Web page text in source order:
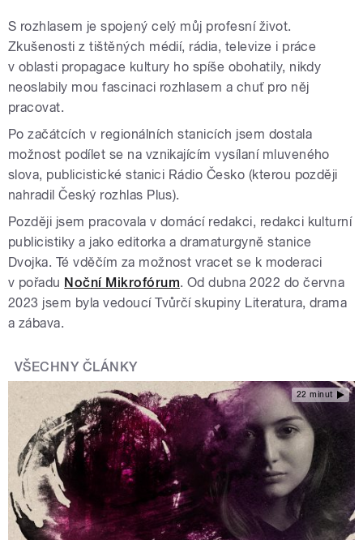
S rozhlasem je spojený celý můj profesní život.
Zkušenosti z tištěných médií, rádia, televize i práce
v oblasti propagace kultury ho spíše obohatily, nikdy
neoslabily mou fascinaci rozhlasem a chuť pro něj
pracovat.
Po začátcích v regionálních stanicích jsem dostala
možnost podílet se na vznikajícím vysílaní mluveného
slova, publicistické stanici Rádio Česko (kterou později
nahradil Český rozhlas Plus).
Později jsem pracovala v domácí redakci, redakci kulturní
publicistiky a jako editorka a dramaturgyně stanice
Dvojka. Té vděčím za možnost vracet se k moderaci
v pořadu Noční Mikrofórum. Od dubna 2022 do června
2023 jsem byla vedoucí Tvůrčí skupiny Literatura, drama
a zábava.
VŠECHNY ČLÁNKY
22 minut